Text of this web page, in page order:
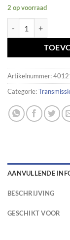
2 op voorraad
Artikelnummer:
Categorie:
AANVULLENDE
BESCHRIJVING
GESCHIKT VOOR